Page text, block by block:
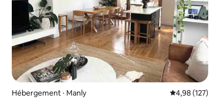
Hébergement ⋅ Manly Évaluation
4,98 (127)